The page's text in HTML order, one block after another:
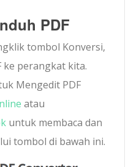
PDF
tombol Konversi,
ke perangkat kita.
Mengedit PDF
atau
untuk membaca dan
tombol di bawah ini.